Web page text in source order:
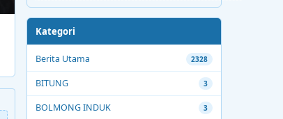
Kategori
Berita Utama 2328
BITUNG 3
BOLMONG INDUK 3